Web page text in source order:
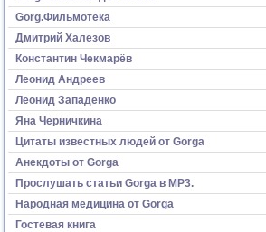
Gorg.Фильмотека
Дмитрий Халезов
Константин Чекмарёв
Леонид Андреев
Леонид Западенко
Яна Черничкина
Цитаты известных людей от Gorga
Анекдоты от Gorga
Прослушать статьи Gorga в МР3.
Народная медицина от Gorga
Гостевая книга